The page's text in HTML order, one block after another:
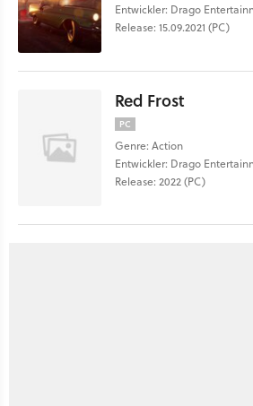
Entwickler: Drago
Release: 15.09.2021 (PC)
Red Frost
PC
Genre: Action
Entwickler: Drago
Release: 2022 (PC)